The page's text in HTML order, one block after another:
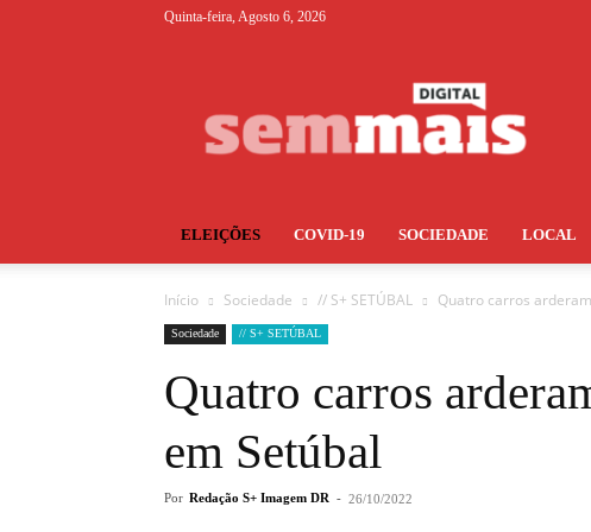
Quinta-feira, Agosto 6, 2026
ELEIÇÕES COVID-19 SOCIEDADE LOCAL
Início Sociedade // S+ SETÚBAL Quatro carros
Sociedade // S+ SETÚBAL
Quatro carros
em Setúbal
Por Redação S+ Imagem DR - 26/10/2022